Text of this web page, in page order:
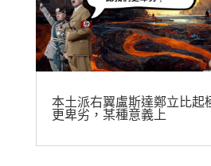
本土派右翼盧斯達鄭立比起
更卑劣，某種意義上